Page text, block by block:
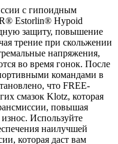
с гипоидным
Estorlin® Hypoid
защиту, повышение
трение при скольжении
напряжения,
во время гонок. После
командами в
что FREE-
смазок Klotz, которая
повышая
Используйте
наилучшей
которая даст вам